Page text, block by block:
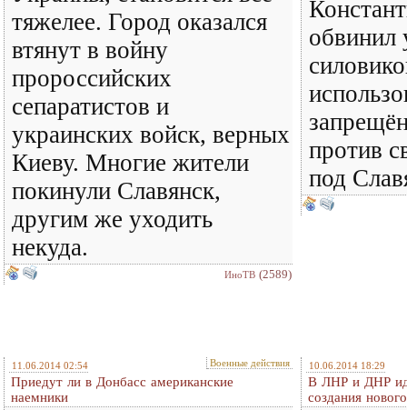
тяжелее. Город оказался
втянут в войну
пророссийских
сепаратистов и
украинских войск, верных
Киеву. Многие жители
покинули Славянск,
другим же уходить
некуда.
ИноТВ (2589)
обвинил
против
под
11.06.2014 02:54 Военные действия
Приедут ли в Донбасс американские
наемники
10.06.2014 18:29
В ЛНР и ДНР
создания